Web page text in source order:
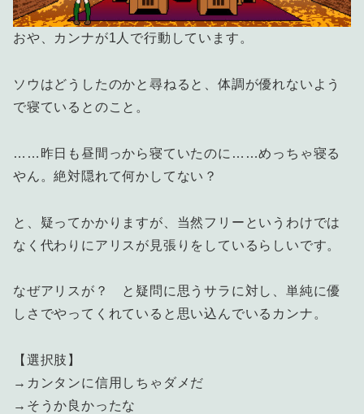
おや、カンナが1人で行動しています。
ソウはどうしたのかと尋ねると、体調が優れないよう
で寝ているとのこと。
……昨日も昼間っから寝ていたのに……めっちゃ寝る
やん。絶対隠れて何かしてない？
と、疑ってかかりますが、当然フリーというわけでは
なく代わりにアリスが見張りをしているらしいです。
なぜアリスが？ と疑問に思うサラに対し、単純に優
しさでやってくれていると思い込んでいるカンナ。
【選択肢】
→カンタンに信用しちゃダメだ
→そうか良かったな